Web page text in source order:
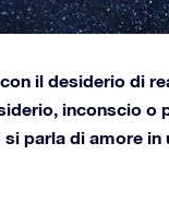
il desiderio di
inconscio o
parla di amore in